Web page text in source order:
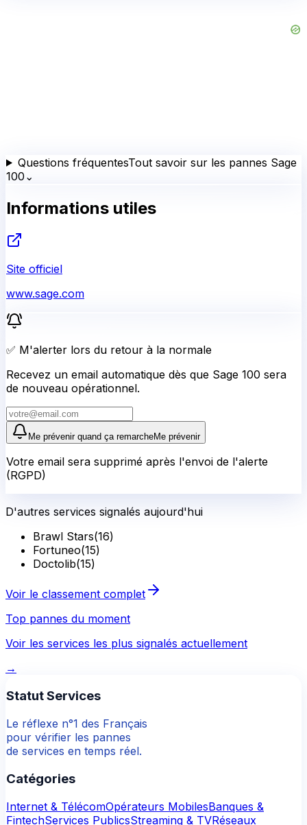
Questions fréquentesTout savoir sur les pannes Sage
100 ⌄
Informations utiles
Site officiel
www.sage.com
✅ M'alerter lors du retour à la normale
Recevez un email automatique dès que Sage 100 sera
de nouveau opérationnel.
Me prévenir quand ça remarcheMe prévenir
Votre email sera supprimé après l'envoi de l'alerte
(RGPD)
D'autres services signalés aujourd'hui
Brawl Stars(16)
Fortuneo(15)
Doctolib(15)
Voir le classement complet
Top pannes du moment
Voir les services les plus signalés actuellement
→
Statut Services
Le réflexe n°1 des Français
pour vérifier les pannes
de services en temps réel.
Catégories
Internet & TélécomOpérateurs MobilesBanques &
FintechServices PublicsStreaming & TVRéseaux